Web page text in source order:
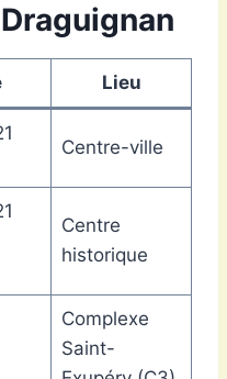
Lieu
Centre-ville
Centre
historique
Complexe
Saint-